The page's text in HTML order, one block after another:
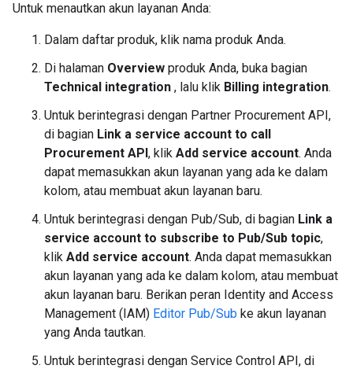
Untuk menautkan akun layanan Anda:
Dalam daftar produk, klik nama produk Anda.
Di halaman Overview produk Anda, buka bagian
Technical integration , lalu klik Billing integration.
Untuk berintegrasi dengan Partner Procurement API,
di bagian Link a service account to call
Procurement API, klik Add service account. Anda
dapat memasukkan akun layanan yang ada ke dalam
kolom, atau membuat akun layanan baru.
Untuk berintegrasi dengan Pub/Sub, di bagian Link a
service account to subscribe to Pub/Sub topic,
klik Add service account. Anda dapat memasukkan
akun layanan yang ada ke dalam kolom, atau membuat
akun layanan baru. Berikan peran Identity and Access
Management (IAM) Editor Pub/Sub ke akun layanan
yang Anda tautkan.
Untuk berintegrasi dengan Service Control API, di